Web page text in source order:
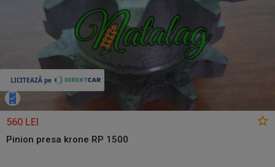
560 LEI
Pinion presa krone RP 1500